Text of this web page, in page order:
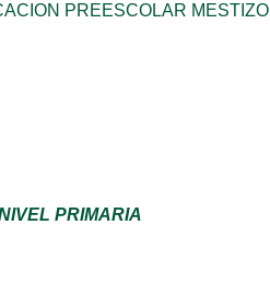
PREESCOLAR MESTIZO
PRIMARIA